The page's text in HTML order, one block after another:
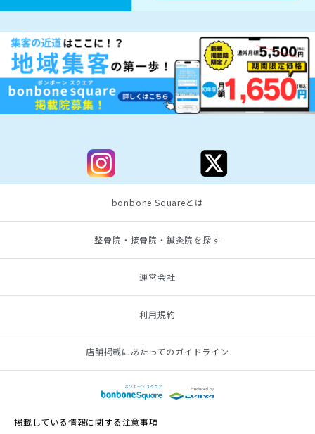
bonbone Squareとは
整骨院・接骨院・鍼灸院を探す
運営会社
利用規約
店舗掲載にあたってのガイドライン
掲載している情報に関する注意事項